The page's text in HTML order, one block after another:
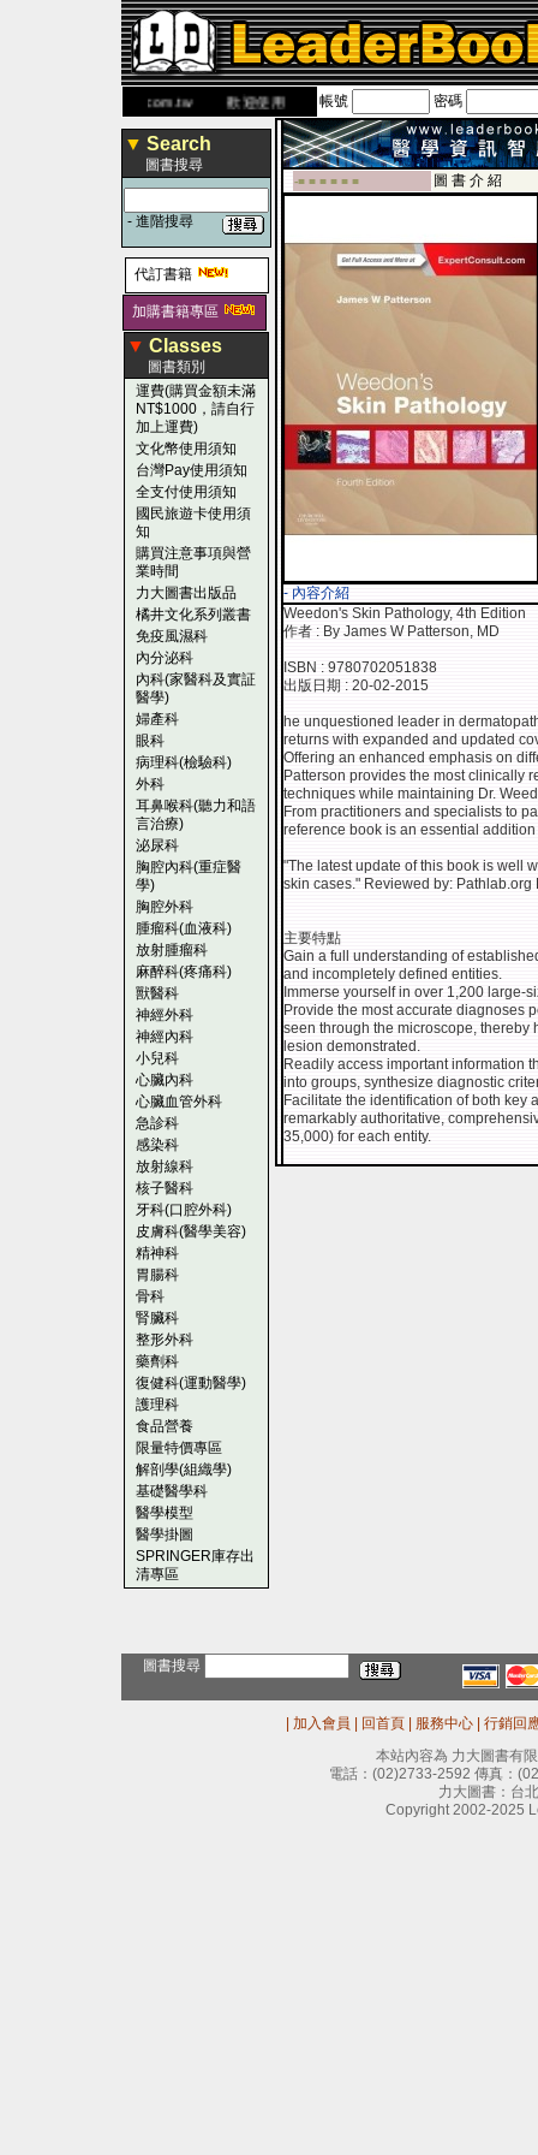
www.leaderbook.com.tw歡迎使用 國民旅遊卡！！
帳號 密碼
▼ Search
圖書搜尋
- 進階搜尋
代訂書籍
加購書籍專區
▼ Classes
圖書類別
運費(購買金額未滿
NT$1000，請自行
加上運費)
文化幣使用須知
台灣Pay使用須知
全支付使用須知
國民旅遊卡使用須
知
購買注意事項與營
業時間
力大圖書出版品
橘井文化系列叢書
免疫風濕科
內分泌科
內科(家醫科及實証
醫學)
婦產科
眼科
病理科(檢驗科)
外科
耳鼻喉科(聽力和語
言治療)
泌尿科
胸腔內科(重症醫
學)
胸腔外科
腫瘤科(血液科)
放射腫瘤科
麻醉科(疼痛科)
獸醫科
神經外科
神經內科
小兒科
心臟內科
心臟血管外科
急診科
感染科
放射線科
核子醫科
牙科(口腔外科)
皮膚科(醫學美容)
精神科
胃腸科
骨科
腎臟科
整形外科
藥劑科
復健科(運動醫學)
護理科
食品營養
限量特價專區
解剖學(組織學)
基礎醫學科
醫學模型
醫學掛圖
SPRINGER庫存出
清專區
-■ ■ ■ ■ ■ ■ 圖 書 介 紹
- 內容介紹
Weedon's Skin Pathology, 4th Edition
作者 : By James W Patterson, MD
ISBN : 9780702051838
出版日期 : 20-02-2015
he unquestioned leader in
returns with expanded and updated
Offering an enhanced emphasis on
Patterson provides the most clinically
techniques while maintaining Dr.
From practitioners and specialists to
reference book is an essential
"The latest update of this book is well
skin cases." Reviewed by: Pathlab.org
主要特點
Gain a full understanding of
and incompletely defined entities.
Immerse yourself in over 1,200 large-
Provide the most accurate diagnoses
seen through the microscope, thereby
lesion demonstrated.
Readily access important information
into groups, synthesize diagnostic
Facilitate the identification of both key
remarkably authoritative,
35,000) for each entity.
圖書搜尋
加入會員 回首頁 服務中心
行銷回
本站內容為 力大圖書有
電話： (02)2733-2592 傳真：
力大圖書：台
Copyright 2002-2025